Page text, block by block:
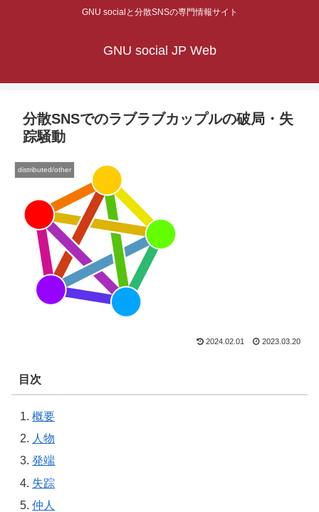
GNU socialと分散SNSの専門情報サイト
GNU social JP Web
分散SNSでのラブラブカップルの破局・失
踪騒動
distributed/other
2024.02.01 2023.03.20
目次
概要
人物
発端
失踪
仲人